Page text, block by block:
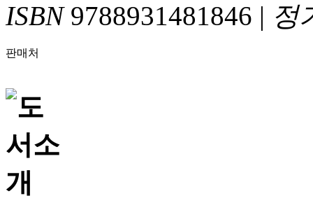
ISBN9788931481846 | 정
판매처